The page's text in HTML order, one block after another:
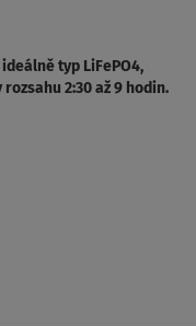
typ LiFePO4,
2:30 až 9 hodin.